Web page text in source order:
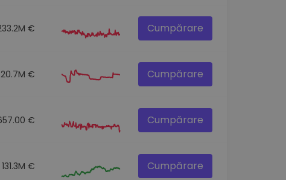
€ Cumpărare
20.7M € Cumpărare
€ Cumpărare
131.3M € Cumpărare